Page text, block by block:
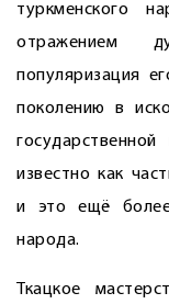
туркменского
отражением
популяризация
поколению в
известно как
и это ещё более
народа.
Ткацкое